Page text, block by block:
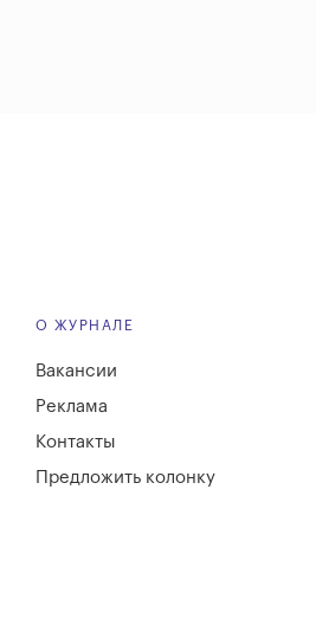
О ЖУРНАЛЕ
Вакансии
Реклама
Контакты
Предложить колонку